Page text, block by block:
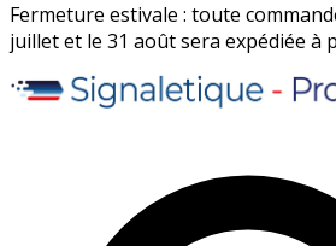
Fermeture estivale : toute
juillet et le 31 août sera expédiée à